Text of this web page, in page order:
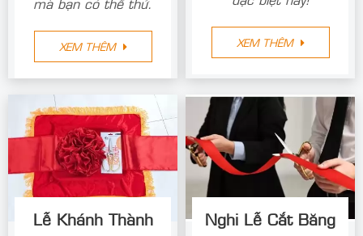
XEM THÊM XEM THÊM
Lễ Khánh Thành
Nghi Lễ Cắt Băng